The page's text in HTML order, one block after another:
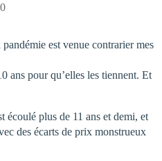
est venue contrarier mes
ans pour qu’elles les tiennent. Et
écoulé plus de 11 ans et demi, et
des écarts de prix monstrueux